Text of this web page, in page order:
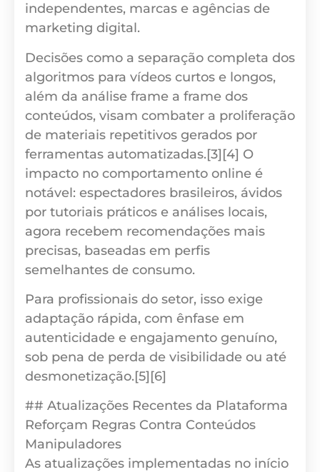
independentes, marcas e agências de
marketing digital.
Decisões como a separação completa dos
algoritmos para vídeos curtos e longos,
além da análise frame a frame dos
conteúdos, visam combater a proliferação
de materiais repetitivos gerados por
ferramentas automatizadas.[3][4] O
impacto no comportamento online é
notável: espectadores brasileiros, ávidos
por tutoriais práticos e análises locais,
agora recebem recomendações mais
precisas, baseadas em perfis
semelhantes de consumo.
Para profissionais do setor, isso exige
adaptação rápida, com ênfase em
autenticidade e engajamento genuíno,
sob pena de perda de visibilidade ou até
desmonetização.[5][6]
## Atualizações Recentes da Plataforma
Reforçam Regras Contra Conteúdos
Manipuladores
As atualizações implementadas no início